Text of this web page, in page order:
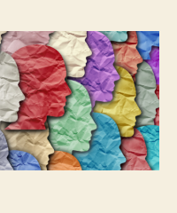
secuilor
pe
Facebook:
„Interesele
cui
le
reprezintă
UDMR?”